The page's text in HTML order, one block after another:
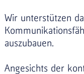
Wir unterstützen
auszubauen.
Angesichts der